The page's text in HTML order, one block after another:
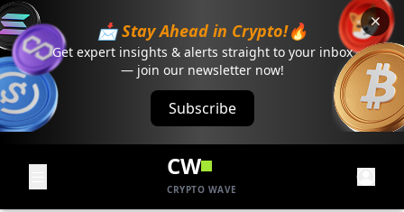
📩 Stay Ahead in Crypto!🔥
Get expert insights & alerts straight to your inbox
— join our newsletter now!
Subscribe
CW
CRYPTO WAVE